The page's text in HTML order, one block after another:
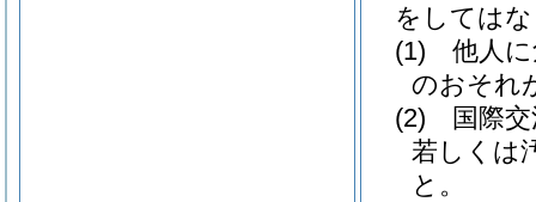
をしては
(1)
他人
のおそれ
(2)
国際
若しくは
と。